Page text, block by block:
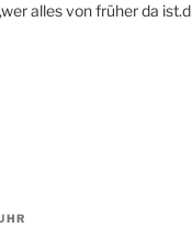
alles von früher da